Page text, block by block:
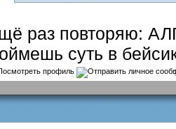
раз повторяю:
суть в